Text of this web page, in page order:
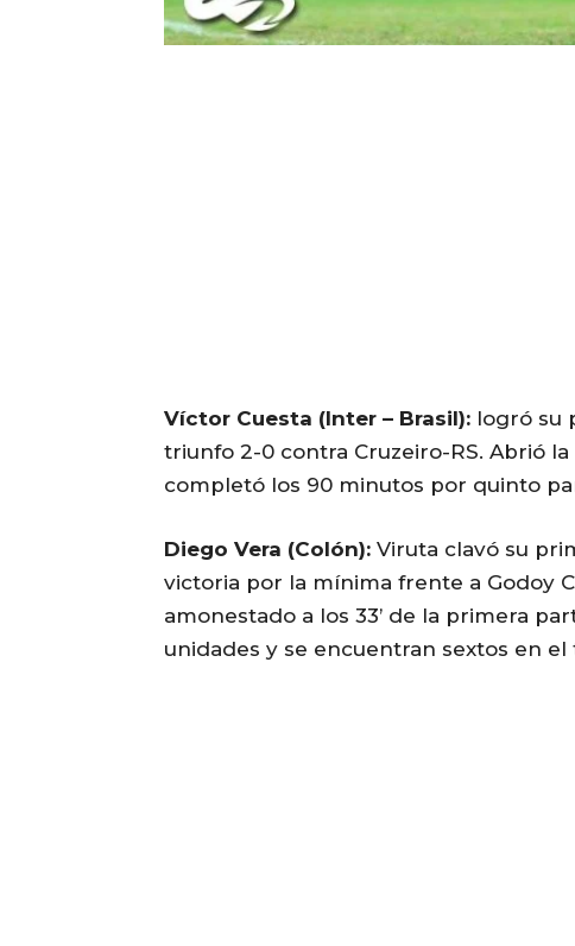
Víctor Cuesta (Inter – Brasil): logró su
triunfo 2-0 contra Cruzeiro-RS. Abrió
completó los 90 minutos por quinto
Diego Vera (Colón): Viruta clavó su
victoria por la mínima frente a Godoy
amonestado a los 33’ de la primera
unidades y se encuentran sextos en el